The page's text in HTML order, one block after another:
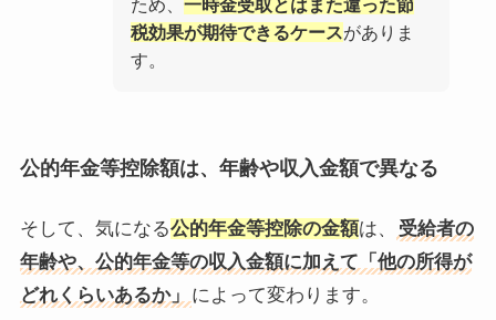
ため、一時金受取とはまた違った節
税効果が期待できるケースがありま
す。
公的年金等控除額は、年齢や収入金額で異なる
そして、気になる公的年金等控除の金額は、
受給者の
年齢や、公的年金等の収入金額に加えて「他の所得が
どれくらいあるか」
によって変わります。